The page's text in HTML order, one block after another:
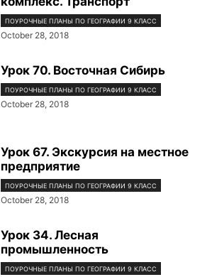
ПОУРОЧНЫЕ ПЛАНЫ ПО ГЕОГРАФИИ 9 КЛАСС
October 28, 2018
Урок 70. Восточная Сибирь
ПОУРОЧНЫЕ ПЛАНЫ ПО ГЕОГРАФИИ 9 КЛАСС
October 28, 2018
Урок 67. Экскурсия на местное
предприятие
ПОУРОЧНЫЕ ПЛАНЫ ПО ГЕОГРАФИИ 9 КЛАСС
October 28, 2018
Урок 34. Лесная
промышленность
ПОУРОЧНЫЕ ПЛАНЫ ПО ГЕОГРАФИИ 9 КЛАСС